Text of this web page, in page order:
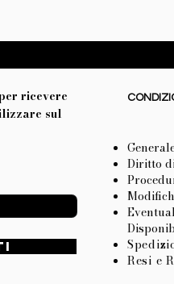
ricevere
sul
Diritto
Resi e